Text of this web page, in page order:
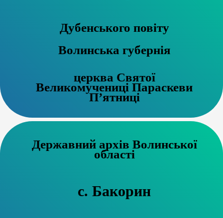
Дубенського повіту
Волинська губернія
церква Святої
Великомучениці Параскеви
П’ятниці
Державний архів Волинської
області
с. Бакорин